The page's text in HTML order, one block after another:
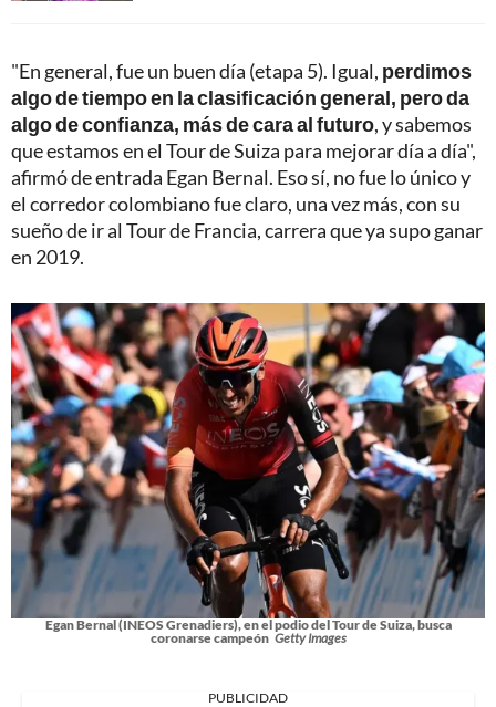
"En general, fue un buen día (etapa 5). Igual, perdimos
algo de tiempo en la clasificación general, pero da
algo de confianza, más de cara al futuro, y sabemos
que estamos en el Tour de Suiza para mejorar día a día",
afirmó de entrada Egan Bernal. Eso sí, no fue lo único y
el corredor colombiano fue claro, una vez más, con su
sueño de ir al Tour de Francia, carrera que ya supo ganar
en 2019.
Egan Bernal (INEOS Grenadiers), en el podio del Tour de Suiza, busca
coronarse campeón Getty Images
PUBLICIDAD